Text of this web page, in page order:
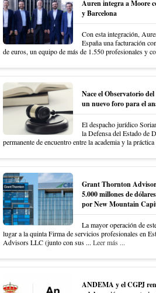
Auren integra a Moore
y Barcelona
Con esta integración,
España una facturación
de euros, un equipo de más de 1.550 profesionales y
Nace el Observatorio
un nuevo foro para el
El despacho jurídico
la Defensa del Estado de
permanente de encuentro entre la academia y la
Grant Thornton
5.000 millones de
por New Mountain
La mayor operación de
lugar a la quinta Firma de servicios profesionales en
Advisors LLC (junto con sus ... Leer más ...
ANDEMA y el CGPJ